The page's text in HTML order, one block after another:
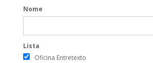
Nome
Lista
Oficina Entretexto